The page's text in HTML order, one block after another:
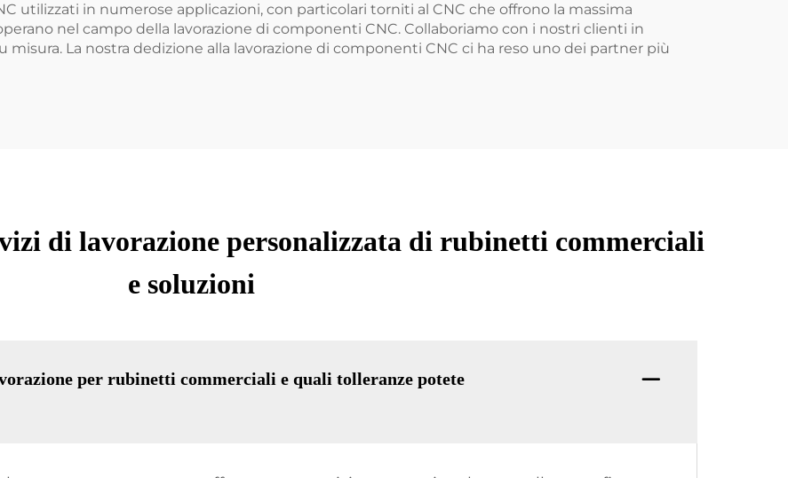
utilizzati in numerose applicazioni, con particolari torniti al CNC che offrono la massima
nel campo della lavorazione di componenti CNC. Collaboriamo con i nostri clienti in
misura. La nostra dedizione alla lavorazione di componenti CNC ci ha reso uno dei partner più
di lavorazione personalizzata di rubinetti commerciali
e soluzioni
per rubinetti commerciali e quali tolleranze potete